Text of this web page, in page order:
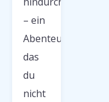
– ein
Abenteuer,
das
du
nicht